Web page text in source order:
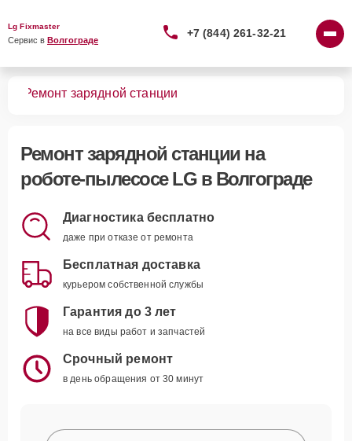
Lg Fixmaster
Сервис в Волгограде
+7 (844) 261-32-21
Ремонт зарядной станции
Ремонт зарядной станции на
роботе-пылесосе LG в Волгограде
Диагностика бесплатно
даже при отказе от ремонта
Бесплатная доставка
курьером собственной службы
Гарантия до 3 лет
на все виды работ и запчастей
Срочный ремонт
в день обращения от 30 минут